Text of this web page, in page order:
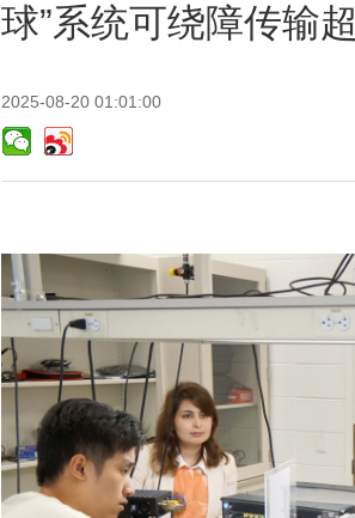
球”系统可绕障传输
2025-08-20 01:01:00